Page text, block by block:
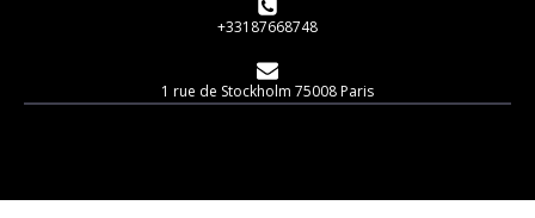
+33187668748
1 rue de Stockholm 75008 Paris